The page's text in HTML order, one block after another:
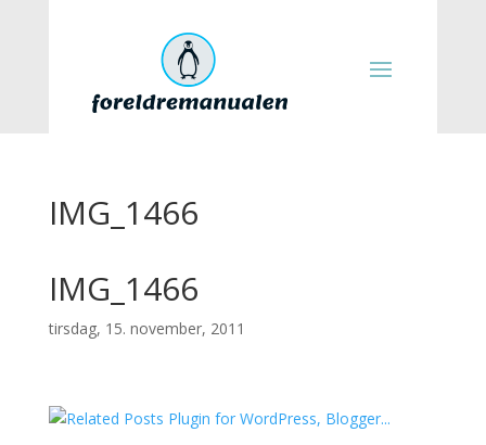
IMG_1466
IMG_1466
tirsdag, 15. november, 2011